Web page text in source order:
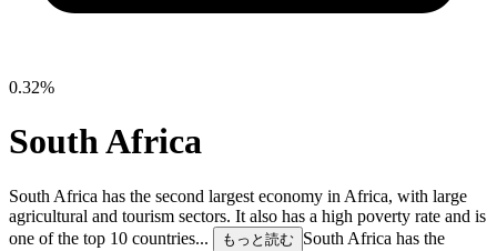
0.32%
South Africa
South Africa has the second largest economy in Africa, with large
agricultural and tourism sectors. It also has a high poverty rate and is
one of the top 10 countries...
もっと読む South Africa has the